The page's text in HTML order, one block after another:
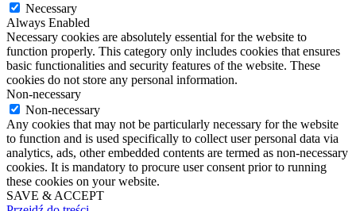
Necessary
Always Enabled
Necessary cookies are absolutely essential for the website to
function properly. This category only includes cookies that ensures
basic functionalities and security features of the website. These
cookies do not store any personal information.
Non-necessary
Non-necessary
Any cookies that may not be particularly necessary for the website
to function and is used specifically to collect user personal data via
analytics, ads, other embedded contents are termed as non-necessary
cookies. It is mandatory to procure user consent prior to running
these cookies on your website.
SAVE & ACCEPT